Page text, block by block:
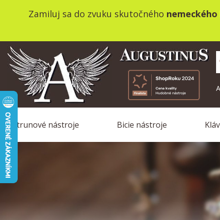
Zamiluj sa do zvuku skutočného
Strunové nástroje Bicie nástroje